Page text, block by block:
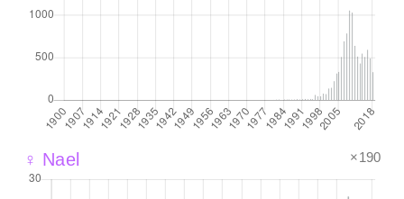
♀ Nael ×190